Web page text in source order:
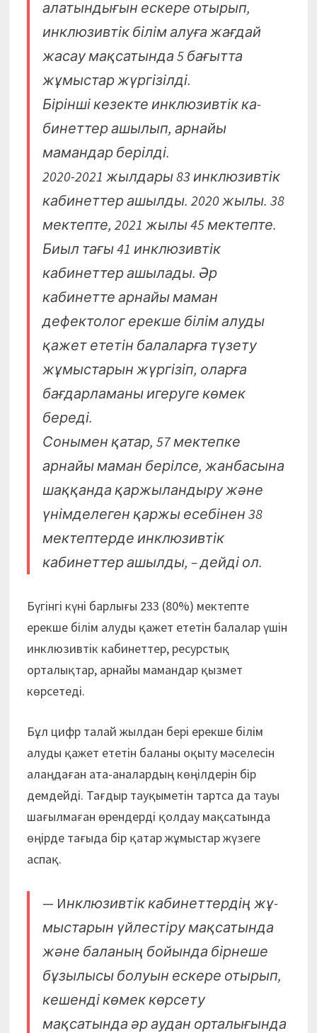
алатындығын ескере отырып,
инклю­зивтік білім алуға жағдай
жасау мақ­сатында 5 бағытта
жұмыстар жүр­гізілді.
Бірінші кезекте инклюзивтік ка­
бинеттер ашылып, арнайы
мамандар берілді.
2020-2021 жылдары 83 инклюзивтік
кабинеттер ашылды. 2020 жылы. 38
мектепте, 2021 жылы 45 мектепте.
Биыл тағы 41 инклюзивтік
кабинеттер ашылады. Әр
кабинетте арнайы маман
дефектолог ерекше білім алуды
қажет ететін балаларға түзету
жұмыстарын жүргізіп, оларға
бағдарламаны игеруге көмек
береді.
Сонымен қатар, 57 мектепке
арнайы маман берілсе, жанбасына
шаққанда қаржыландыру және
үнімделеген қаржы есебінен 38
мектептерде инклюзивтік
кабинеттер ашылды, – дейді ол.
Бүгінгі күні барлығы 233 (80%) мектепте
ерекше білім алуды қажет ететін балалар үшін
инклюзивтік кабинеттер, ресурстық
орталықтар, арнайы мамандар қызмет
көрсетеді.
Бұл цифр талай жылдан бері ерекше білім
алуды қажет ететін баланы оқыту мәселесін
алаңдаған ата-аналардың көңіл­дерін бір
демдейді. Тағдыр тауқы­метін тартса да тауы
шағылмаған өрен­дерді қолдау мақсатында
өңірде тағыда бір қатар жұмыстар жүзеге
аспақ.
— Инклюзивтік кабинеттердің жұ­
мыс­тарын үйлестіру мақсатында
және баланың бойында бірнеше
бұзылысы болуын ескере отырып,
кешенді көмек көрсету
мақсатында әр аудан орталығында